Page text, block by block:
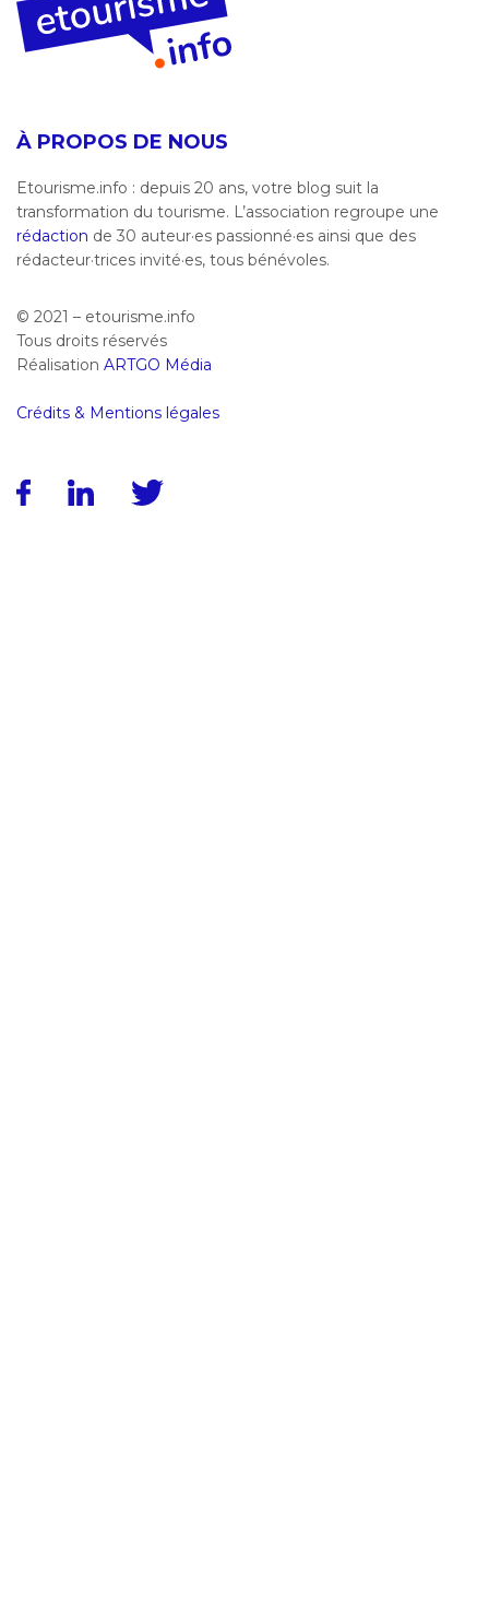
À PROPOS DE NOUS
Etourisme.info : depuis 20 ans, votre blog suit la
transformation du tourisme. L’association regroupe une
rédaction de 30 auteur·es passionné·es ainsi que des
rédacteur·trices invité·es, tous bénévoles.
© 2021 – etourisme.info
Tous droits réservés
Réalisation ARTGO Média
Crédits & Mentions légales